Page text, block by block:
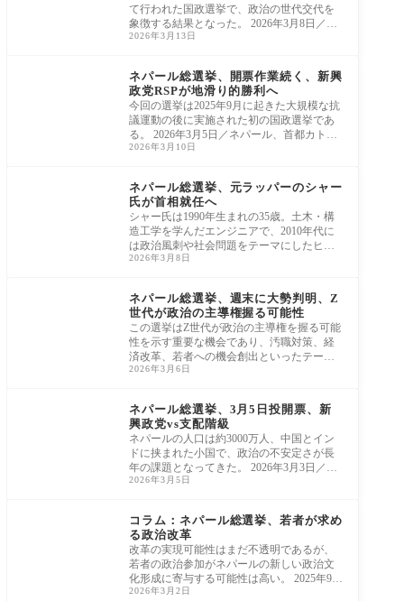
て行われた国政選挙で、政治の世代交代を
象徴する結果となった。 2026年3月8日／ネ
パール、
2026年3月13日
ネパール総選挙、開票作業続く、新興
政党RSPが地滑り的勝利へ
今回の選挙は2025年9月に起きた大規模な抗
議運動の後に実施された初の国政選挙であ
る。 2026年3月5日／ネパール、首都カトマ
ンズの投
2026年3月10日
ネパール総選挙、元ラッパーのシャー
氏が首相就任へ
シャー氏は1990年生まれの35歳。土木・構
造工学を学んだエンジニアで、2010年代に
は政治風刺や社会問題をテーマにしたヒッ
プホップ
2026年3月8日
ネパール総選挙、週末に大勢判明、Z
世代が政治の主導権握る可能性
この選挙はZ世代が政治の主導権を握る可能
性を示す重要な機会であり、汚職対策、経
済改革、若者への機会創出といったテーマ
が有
2026年3月6日
ネパール総選挙、3月5日投開票、新
興政党vs支配階級
ネパールの人口は約3000万人、中国とイン
ドに挟まれた小国で、政治の不安定さが長
年の課題となってきた。 2026年3月3日／ネ
パール、
2026年3月5日
コラム：ネパール総選挙、若者が求め
る政治改革
改革の実現可能性はまだ不透明であるが、
若者の政治参加がネパールの新しい政治文
化形成に寄与する可能性は高い。 2025年9月
9日／
2026年3月2日